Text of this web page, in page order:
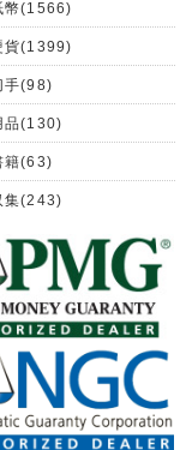
幣(1566)
貨(1399)
手(98)
品(130)
籍(63)
集(243)